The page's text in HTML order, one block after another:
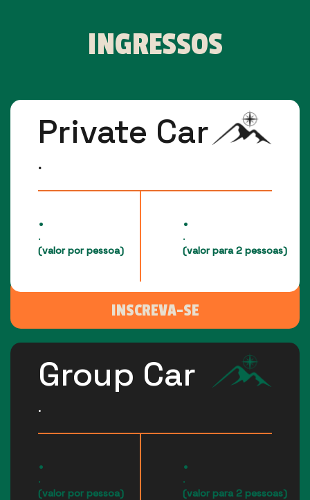
INGRESSOS
Private Car
.
.
.
(valor por pessoa)
.
.
(valor para 2 pessoas)
INSCREVA-SE
Group Car
.
.
.
(valor por pessoa)
.
.
(valor para 2 pessoas)